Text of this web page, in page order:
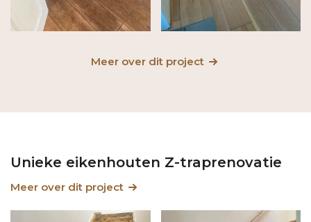
Meer over dit project
Unieke eikenhouten Z-traprenovatie
Meer over dit project